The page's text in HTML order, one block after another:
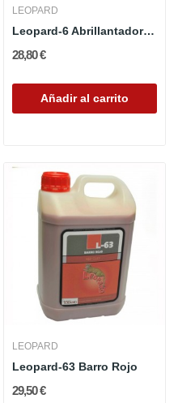
LEOPARD
Leopard-6 Abrillantador Pulimentable
28,80 €
Añadir al carrito
LEOPARD
Leopard-63 Barro Rojo
29,50 €